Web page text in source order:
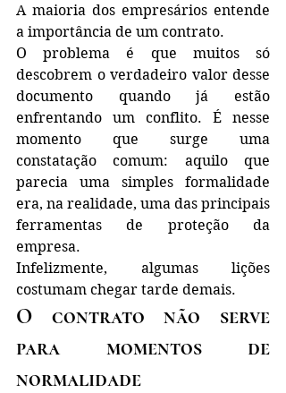
A maioria dos empresários entende
a importância de um contrato.
O problema é que muitos só
descobrem o verdadeiro valor desse
documento quando já estão
enfrentando um conflito. É nesse
momento que surge uma
constatação comum: aquilo que
parecia uma simples formalidade
era, na realidade, uma das principais
ferramentas de proteção da
empresa.
Infelizmente, algumas lições
costumam chegar tarde demais.
O contrato não serve
para momentos de
normalidade